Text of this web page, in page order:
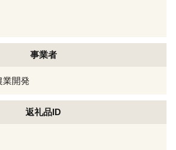
事業者
業開発
返礼品ID